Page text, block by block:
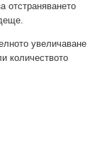
отстраняването
увеличаване
количеството